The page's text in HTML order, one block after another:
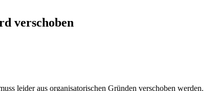
verschoben
leider aus organisatorischen Gründen verschoben werden.